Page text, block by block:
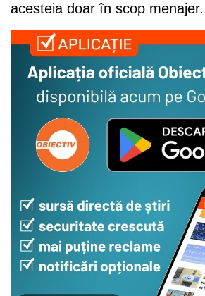
acesteia doar în scop menajer.